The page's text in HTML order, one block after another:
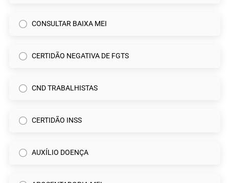
CONSULTAR BAIXA MEI
CERTIDÃO NEGATIVA DE FGTS
CND TRABALHISTAS
CERTIDÃO INSS
AUXÍLIO DOENÇA